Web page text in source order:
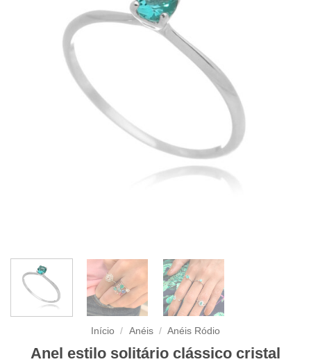
Início / Anéis / Anéis Ródio
Anel estilo solitário clássico cristal